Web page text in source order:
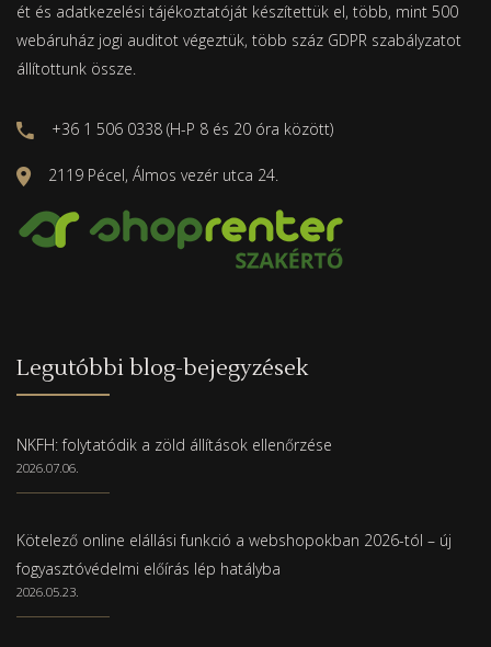
ét és adatkezelési tájékoztatóját készítettük el, több, mint 500
webáruház jogi auditot végeztük, több száz GDPR szabályzatot
állítottunk össze.
+36 1 506 0338 (H-P 8 és 20 óra között)
2119 Pécel, Álmos vezér utca 24.
Legutóbbi blog-bejegyzések
NKFH: folytatódik a zöld állítások ellenőrzése
2026.07.06.
Kötelező online elállási funkció a webshopokban 2026-tól – új
fogyasztóvédelmi előírás lép hatályba
2026.05.23.